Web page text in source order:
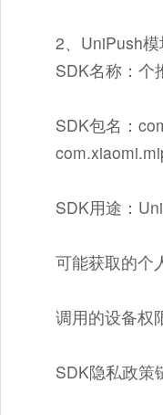
2、UniPush
SDK名称：个
SDK包名：
SDK用途：
可能获取的个
调用的设备权
SDK隐私政策